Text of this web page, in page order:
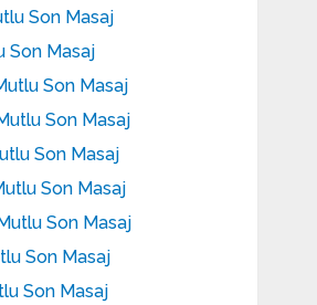
Son Masaj
Son Masaj
Son Masaj
Son Masaj
Son Masaj
Son Masaj
Son Masaj
Son Masaj
Son Masaj